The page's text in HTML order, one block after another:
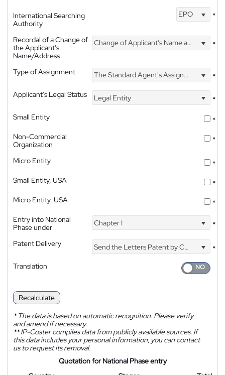
International Searching
Authority
EPO *
Recordal of a Change of
the Applicant's
Name/Address
Change of Applicant's Name and Address *
Type of Assignment The Standard Agent's Assignment
*
Applicant's Legal Status
Legal Entity
*
Small Entity
*
Non-Commercial
Organization
*
Micro Entity
*
Small Entity, USA
*
Micro Entity, USA
*
Entry into National
Phase under
Chapter I *
Patent Delivery Send the Letters Patent by Courier
*
Translation
Recalculate
*The data is based on automatic recognition. Please verify
and amend if necessary.
**IP-Coster compiles data from publicly available sources. If
this data includes your personal information, you can contact
us to request its removal.
Quotation for National Phase entry